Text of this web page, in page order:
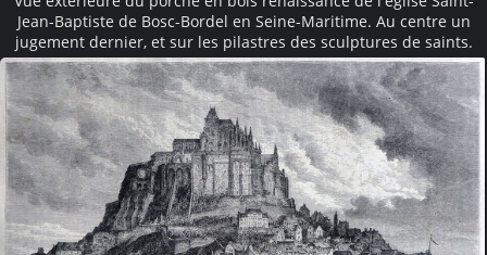
Jean-Baptiste de Bosc-Bordel en Seine-Maritime. Au centre un
jugement dernier, et sur les pilastres des sculptures de saints.